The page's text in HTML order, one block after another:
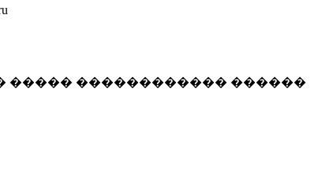
����� ������������ ������